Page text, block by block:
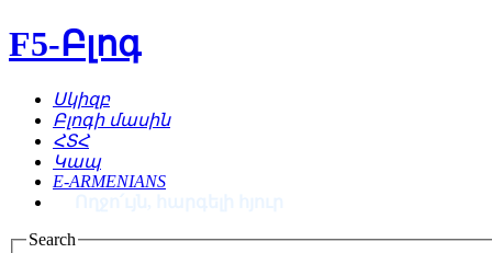
F5-Բլոգ
Սկիզբ
Բլոգի մասին
ՀՏՀ
Կապ
E-ARMENIANS
Search